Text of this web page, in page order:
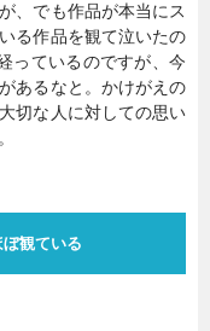
、でも作品が本当にス
る作品を観て泣いたの
っているのですが、今
あるなと。かけがえの
切な人に対しての思い
観ている